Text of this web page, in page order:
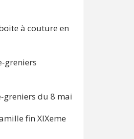
à couture en
greniers
greniers du 8 mai
fin XIXeme